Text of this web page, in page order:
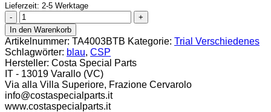
Lieferzeit: 2-5 Werktage
CSP
Excenter
blau
Menge
In den Warenkorb
Artikelnummer: TA4003BTB Kategorie: Trial Verschiedenes
Schlagwörter: blau, CSP
Hersteller: Costa Special Parts
IT - 13019 Varallo (VC)
Via alla Villa Superiore, Frazione Cervarolo
info@costaspecialparts.it
www.costaspecialparts.it